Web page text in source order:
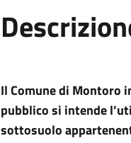
Il Comune di Montoro
pubblico si intende
sottosuolo